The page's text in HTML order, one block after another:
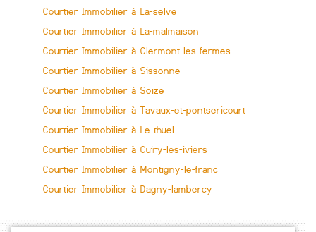
Courtier Immobilier à La-selve
Courtier Immobilier à La-malmaison
Courtier Immobilier à Clermont-les-fermes
Courtier Immobilier à Sissonne
Courtier Immobilier à Soize
Courtier Immobilier à Tavaux-et-pontsericourt
Courtier Immobilier à Le-thuel
Courtier Immobilier à Cuiry-les-iviers
Courtier Immobilier à Montigny-le-franc
Courtier Immobilier à Dagny-lambercy